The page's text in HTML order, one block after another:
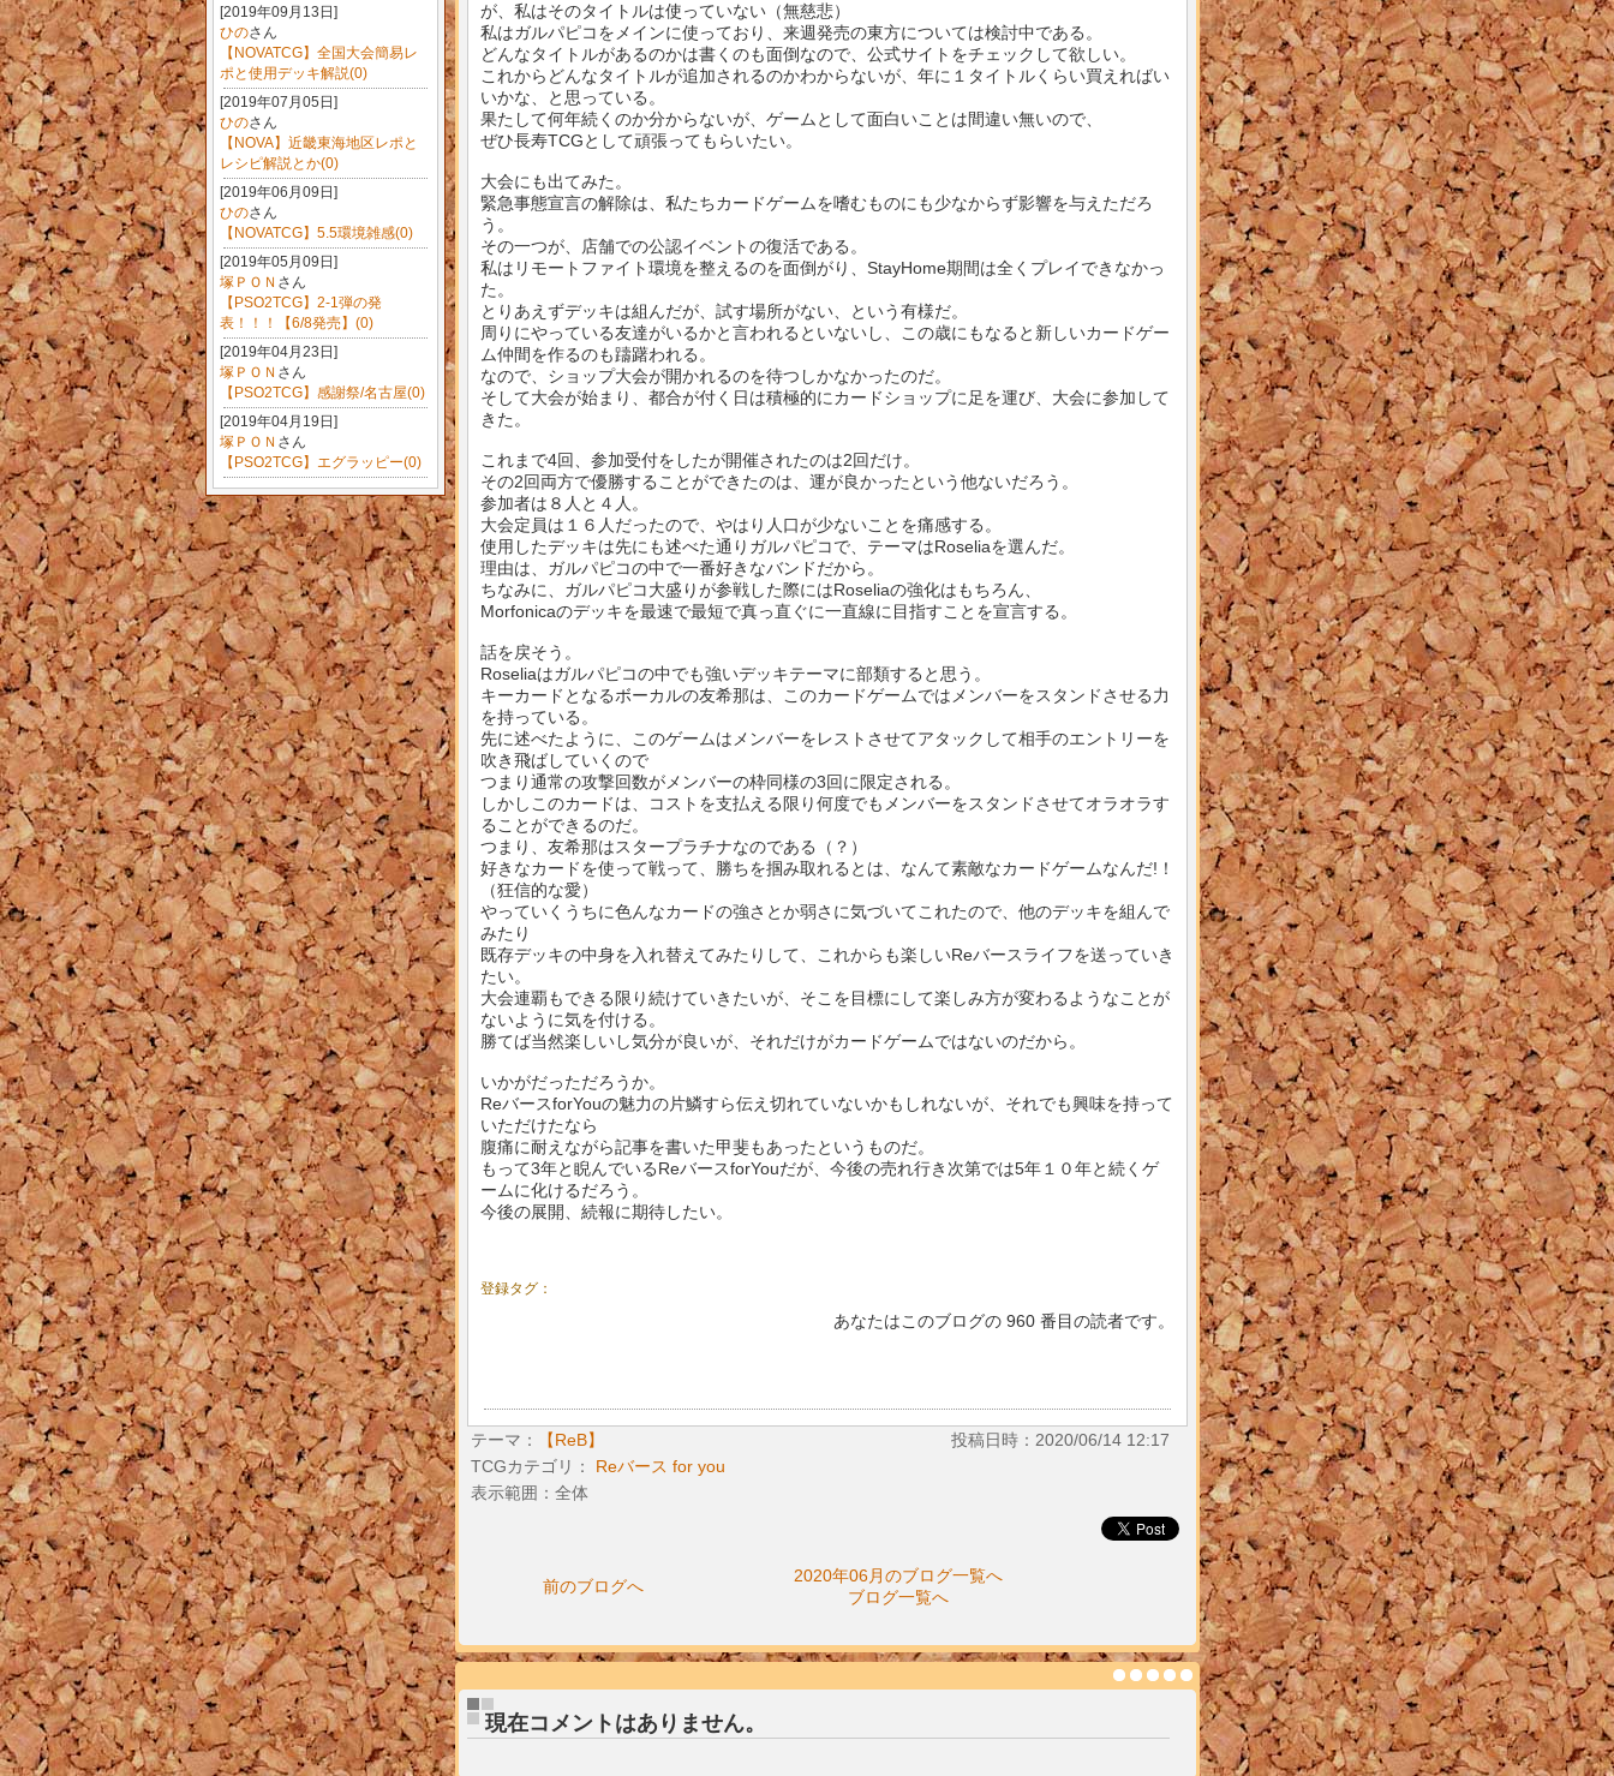
[2019年09月13日]
ひのさん
【NOVATCG】全国大会簡易レ
ポと使用デッキ解説(0)
[2019年07月05日]
ひのさん
【NOVA】近畿東海地区レポと
レシピ解説とか(0)
[2019年06月09日]
ひのさん
【NOVATCG】5.5環境雑感(0)
[2019年05月09日]
塚ＰＯＮ さん
【PSO2TCG】2-1弾の発
表！！！【6/8発売】(0)
[2019年04月23日]
塚ＰＯＮ さん
【PSO2TCG】感謝祭/名古屋(0)
[2019年04月19日]
塚ＰＯＮ さん
【PSO2TCG】エグラッピー(0)
が、私はそのタイトルは使っていない（無慈悲）
私はガルパピコをメインに使っており、来週発売の東方については検討中である。
どんなタイトルがあるのかは書くのも面倒なので、公式サイトをチェックして欲しい。
これからどんなタイトルが追加されるのかわからないが、年に１タイトルくらい買えればい
いかな、と思っている。
果たして何年続くのか分からないが、ゲームとして面白いことは間違い無いので、
ぜひ長寿TCGとして頑張ってもらいたい。
大会にも出てみた。
緊急事態宣言の解除は、私たちカードゲームを嗜むものにも少なからず影響を与えただろ
う。
その一つが、店舗での公認イベントの復活である。
私はリモートファイト環境を整えるのを面倒がり、StayHome期間は全くプレイできなかっ
た。
とりあえずデッキは組んだが、試す場所がない、という有様だ。
周りにやっている友達がいるかと言われるといないし、この歳にもなると新しいカードゲー
ム仲間を作るのも躊躇われる。
なので、ショップ大会が開かれるのを待つしかなかったのだ。
そして大会が始まり、都合が付く日は積極的にカードショップに足を運び、大会に参加して
きた。
これまで4回、参加受付をしたが開催されたのは2回だけ。
その2回両方で優勝することができたのは、運が良かったという他ないだろう。
参加者は８人と４人。
大会定員は１６人だったので、やはり人口が少ないことを痛感する。
使用したデッキは先にも述べた通りガルパピコで、テーマはRoseliaを選んだ。
理由は、ガルパピコの中で一番好きなバンドだから。
ちなみに、ガルパピコ大盛りが参戦した際にはRoseliaの強化はもちろん、
Morfonicaのデッキを最速で最短で真っ直ぐに一直線に目指すことを宣言する。
話を戻そう。
Roseliaはガルパピコの中でも強いデッキテーマに部類すると思う。
キーカードとなるボーカルの友希那は、このカードゲームではメンバーをスタンドさせる力
を持っている。
先に述べたように、このゲームはメンバーをレストさせてアタックして相手のエントリーを
吹き飛ばしていくので
つまり通常の攻撃回数がメンバーの枠同様の3回に限定される。
しかしこのカードは、コストを支払える限り何度でもメンバーをスタンドさせてオラオラす
ることができるのだ。
つまり、友希那はスタープラチナなのである（？）
好きなカードを使って戦って、勝ちを掴み取れるとは、なんて素敵なカードゲームなんだ!！
（狂信的な愛）
やっていくうちに色んなカードの強さとか弱さに気づいてこれたので、他のデッキを組んで
みたり
既存デッキの中身を入れ替えてみたりして、これからも楽しいReバースライフを送っていき
たい。
大会連覇もできる限り続けていきたいが、そこを目標にして楽しみ方が変わるようなことが
ないように気を付ける。
勝てば当然楽しいし気分が良いが、それだけがカードゲームではないのだから。
いかがだっただろうか。
ReバースforYouの魅力の片鱗すら伝え切れていないかもしれないが、それでも興味を持って
いただけたなら
腹痛に耐えながら記事を書いた甲斐もあったというものだ。
もって3年と睨んでいるReバースforYouだが、今後の売れ行き次第では5年１０年と続くゲ
ームに化けるだろう。
今後の展開、続報に期待したい。
登録タグ：
あなたはこのブログの 960 番目の読者です。
テーマ： 【ReB】
投稿日時：2020/06/14 12:17
TCGカテゴリ： Reバース for you
表示範囲：全体
前のブログへ
2020年06月のブログ一覧へ
ブログ一覧へ
現在コメントはありません。